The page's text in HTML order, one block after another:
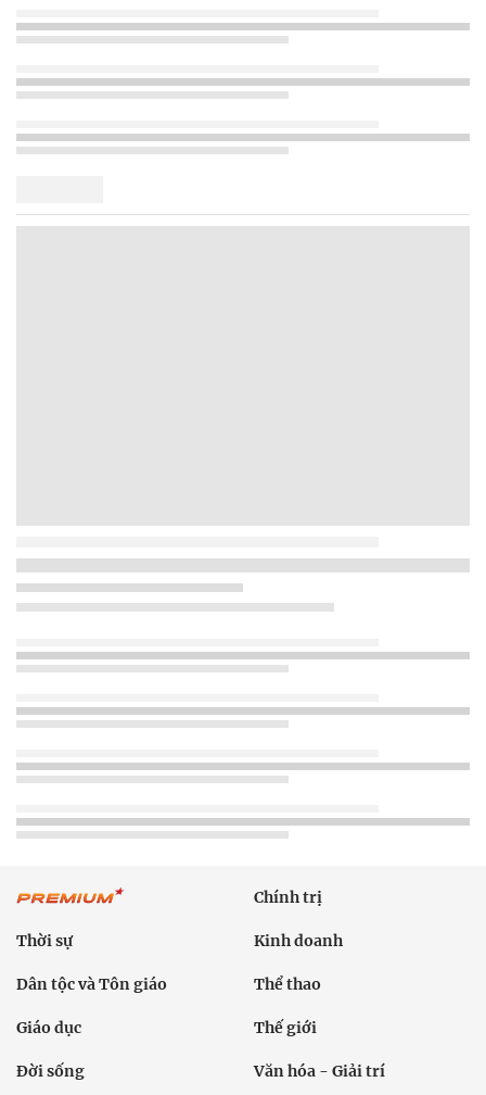
Chính trị
Thời sự Kinh doanh
Dân tộc và Tôn giáo Thể thao
Giáo dục Thế giới
Đời sống Văn hóa - Giải trí